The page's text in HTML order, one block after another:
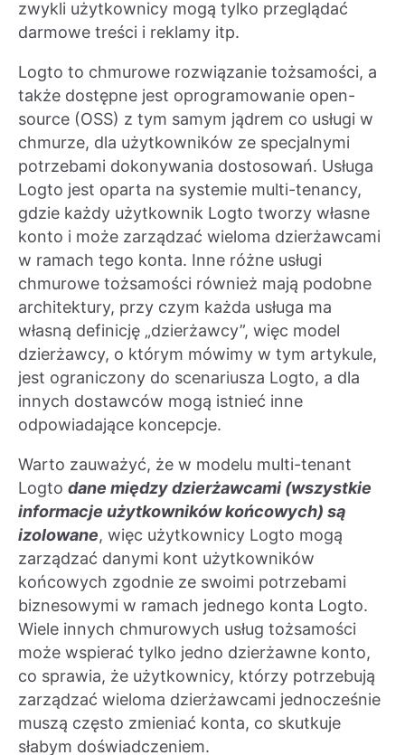
zwykli użytkownicy mogą tylko przeglądać
darmowe treści i reklamy itp.
Logto to chmurowe rozwiązanie tożsamości, a
także dostępne jest oprogramowanie open-
source (OSS) z tym samym jądrem co usługi w
chmurze, dla użytkowników ze specjalnymi
potrzebami dokonywania dostosowań. Usługa
Logto jest oparta na systemie multi-tenancy,
gdzie każdy użytkownik Logto tworzy własne
konto i może zarządzać wieloma dzierżawcami
w ramach tego konta. Inne różne usługi
chmurowe tożsamości również mają podobne
architektury, przy czym każda usługa ma
własną definicję „dzierżawcy”, więc model
dzierżawcy, o którym mówimy w tym artykule,
jest ograniczony do scenariusza Logto, a dla
innych dostawców mogą istnieć inne
odpowiadające koncepcje.
Warto zauważyć, że w modelu multi-tenant
Logto dane między dzierżawcami (wszystkie
informacje użytkowników końcowych) są
izolowane, więc użytkownicy Logto mogą
zarządzać danymi kont użytkowników
końcowych zgodnie ze swoimi potrzebami
biznesowymi w ramach jednego konta Logto.
Wiele innych chmurowych usług tożsamości
może wspierać tylko jedno dzierżawne konto,
co sprawia, że użytkownicy, którzy potrzebują
zarządzać wieloma dzierżawcami jednocześnie
muszą często zmieniać konta, co skutkuje
słabym doświadczeniem.